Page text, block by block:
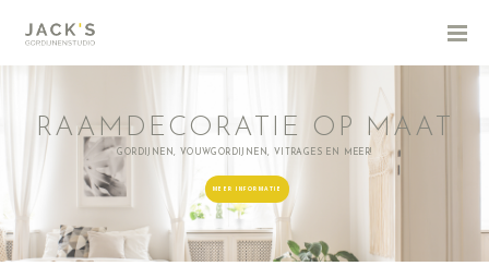
RAAMDECORATIE OP MAAT
GORDIJNEN, VOUWGORDIJNEN, VITRAGES EN MEER!
MEER INFORMATIE